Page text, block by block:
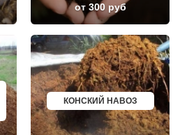
КУРГАНИНСК
ЩЕКИНО
СИМ
МАЛОЯРОСЛАВЕЦ
МАРИИНСК
МИНУСИНСК
ВЕРХНЯЯ ПЫШМА
РОССОШЬ
УСТЬ ЛАБИНСК
КОМСОМОЛЬСК
РЖЕВ
от 300 руб
КОНСКИЙ НАВОЗ